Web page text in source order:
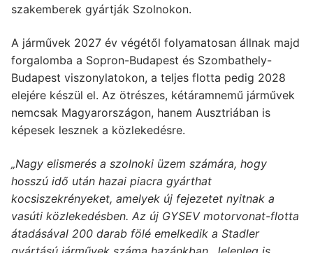
szakemberek gyártják Szolnokon.
A járművek 2027 év végétől folyamatosan állnak majd
forgalomba a Sopron-Budapest és Szombathely-
Budapest viszonylatokon, a teljes flotta pedig 2028
elejére készül el. Az ötrészes, kétáramnemű járművek
nemcsak Magyarországon, hanem Ausztriában is
képesek lesznek a közlekedésre.
„Nagy elismerés a szolnoki üzem számára, hogy
hosszú idő után hazai piacra gyárthat
kocsiszekrényeket, amelyek új fejezetet nyitnak a
vasúti közlekedésben. Az új GYSEV motorvonat-flotta
átadásával 200 darab fölé emelkedik a Stadler